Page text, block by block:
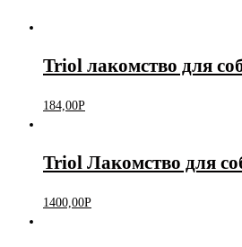
Triol лакомство для
184,00Р
Triol Лакомство для
1400,00Р